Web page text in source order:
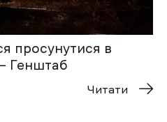
просунутися в
Генштаб
Читати